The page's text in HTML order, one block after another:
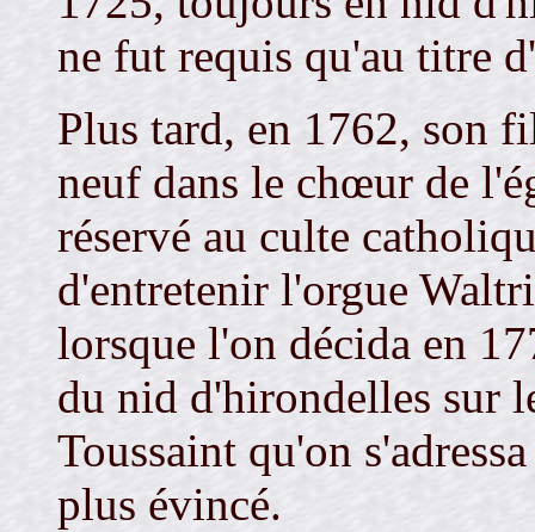
ne fut requis qu'au titre
Plus tard, en 1762, son
neuf dans le chœur de
réservé au culte
d'entretenir l'orgue
lorsque l'on décida en
du nid d'hirondelles sur
Toussaint qu'on
plus évincé.